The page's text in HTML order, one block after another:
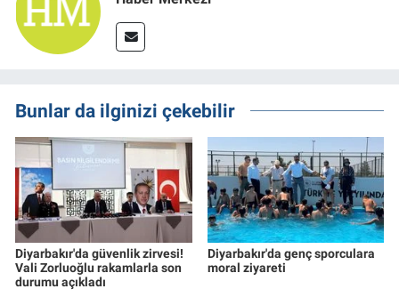
Bunlar da ilginizi çekebilir
Diyarbakır'da güvenlik zirvesi!
Vali Zorluoğlu rakamlarla son
durumu açıkladı
Diyarbakır'da genç sporculara
moral ziyareti